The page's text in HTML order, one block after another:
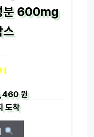
분 600mg
]
원
도착